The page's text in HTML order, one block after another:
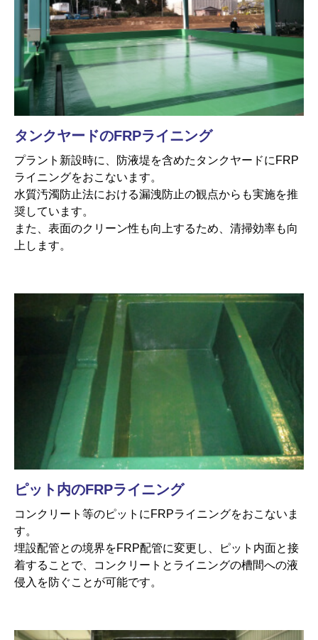
タンクヤードのFRPライニング
プラント新設時に、防液堤を含めたタンクヤードにFRP
ライニングをおこないます。
水質汚濁防止法における漏洩防止の観点からも実施を推
奨しています。
また、表面のクリーン性も向上するため、清掃効率も向
上します。
ピット内のFRPライニング
コンクリート等のピットにFRPライニングをおこないま
す。
埋設配管との境界をFRP配管に変更し、ピット内面と接
着することで、コンクリートとライニングの槽間への液
侵入を防ぐことが可能です。